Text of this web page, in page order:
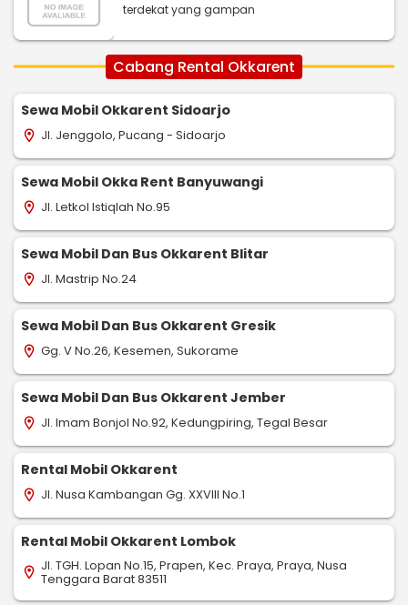
terdekat yang gampan
Cabang Rental Okkarent
Sewa Mobil Okkarent Sidoarjo
location_on Jl. Jenggolo, Pucang - Sidoarjo
Sewa Mobil Okka Rent Banyuwangi
location_on Jl. Letkol Istiqlah No.95
Sewa Mobil Dan Bus Okkarent Blitar
location_on Jl. Mastrip No.24
Sewa Mobil Dan Bus Okkarent Gresik
location_on Gg. V No.26, Kesemen, Sukorame
Sewa Mobil Dan Bus Okkarent Jember
location_on Jl. Imam Bonjol No.92, Kedungpiring, Tegal Besar
Rental Mobil Okkarent
location_on Jl. Nusa Kambangan Gg. XXVIII No.1
Rental Mobil Okkarent Lombok
location_on Jl. TGH. Lopan No.15, Prapen, Kec. Praya, Praya, Nusa
Tenggara Barat 83511